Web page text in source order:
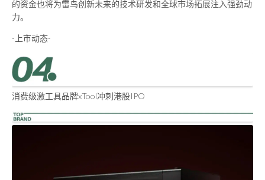
的资金也将为雷鸟创新未来的技术研发和全球市场拓展注入强劲动
力。
-上市动态-
消费级激工具品牌xTool冲刺港股IPO